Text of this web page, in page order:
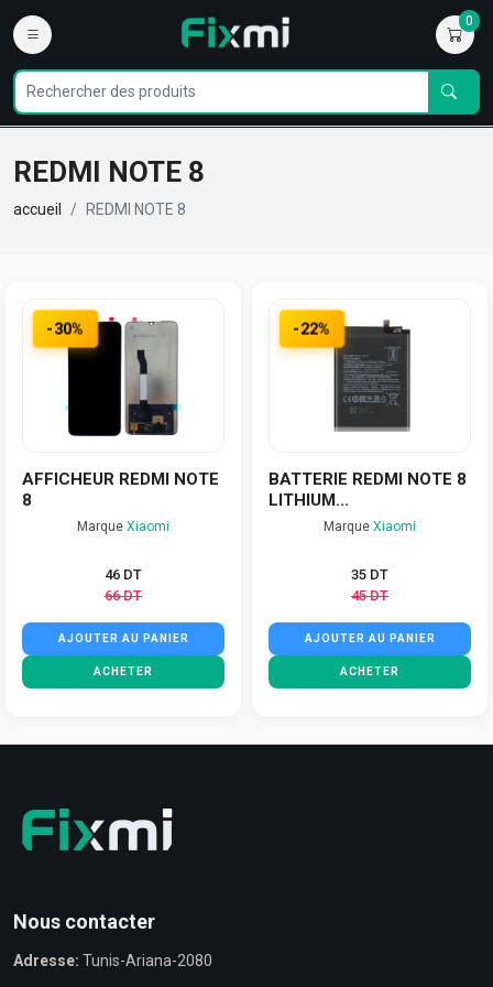
0
REDMI NOTE 8
accueil REDMI NOTE 8
-30%
AFFICHEUR REDMI NOTE
8
Marque Xiaomi
46 DT
66 DT
AJOUTER AU PANIER
ACHETER
-22%
BATTERIE REDMI NOTE 8
LITHIUM...
Marque Xiaomi
35 DT
45 DT
AJOUTER AU PANIER
ACHETER
Nous contacter
Adresse: Tunis-Ariana-2080